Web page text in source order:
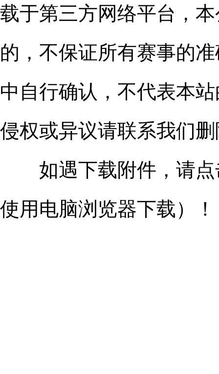
载于第三方网络平台，
的，不保证所有赛事的
中自行确认，不代表本
侵权或异议请联系我们
如遇下载附件，请点
使用电脑浏览器下载）